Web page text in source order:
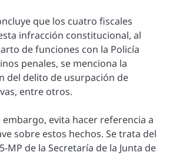
que los cuatro fiscales
infracción constitucional, al
de funciones con la Policía
penales, se menciona la
del delito de usurpación de
entre otros.
evita hacer referencia a
sobre estos hechos. Se trata del
MP de la Secretaría de la Junta de